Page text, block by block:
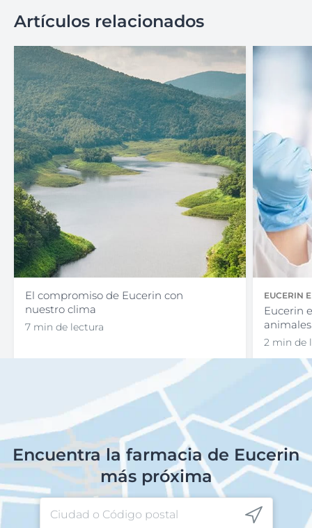
Artículos relacionados
El compromiso de Eucerin con
nuestro clima
7 min de lectura
EUCERIN
ANIMALES
Eucerin
animales
2 min de
Encuentra la farmacia de Eucerin
más próxima